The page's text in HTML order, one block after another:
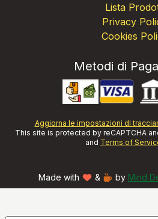
Lista
Privacy
Cookies
Metodi di
Aggiorna le impostazioni di
This site is protected by reCAPTCHA
and Terms of
Made with & by Mind